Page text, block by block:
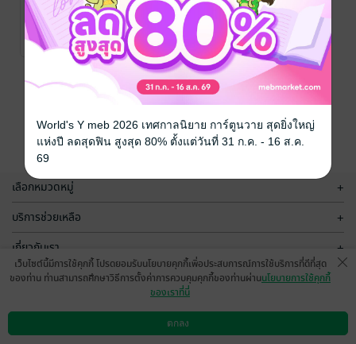
พิมพ์นิยม
ศ.อรรคเดช กฤษณะ
ดิลก/ ดวงกมล บุ๊คส์
ดิสทริบิวเตอร์
ความเชื่อและ
ศาสนา/พระเครื่อง
No Rating
เครื่องชุดเบญจ
ภาคี
ศ.อรรคเดช กฤษณะ
ดิลก
/ ดวงกมล บุ๊คส์
ดิสทริบิวเตอร์
ความเชื่อและ
ศาสนา/พระเครื่อง
No Rating
เลือกหมวดหมู่ +
บริการช่วยเหลือ +
เกี่ยวกับเรา +
กลุ่มธุรกิจในเครือ
ดาวน์โหลดแอป วิธีการใช้งาน ติดต่อเรา
เว็บไซต์นี้มีการใช้คุกกี้ โปรดยอมรับนโยบายคุกกี้เพื่อประสบการณ์การใช้บริการที่ดีที่สุด
ของท่าน ท่านสามารถศึกษาวิธีการตั้งค่าการควบคุมคุกกี้ของท่านผ่านนโยบายการใช้คุกกี้
ของเราที่นี่
ตกลง
World's Y meb 2026 เทศกาลนิยาย การ์ตูนวาย สุดยิ่งใหญ่
แห่งปี ลดสุดฟิน สูงสุด 80% ตั้งแต่วันที่ 31 ก.ค. - 16 ส.ค.
69